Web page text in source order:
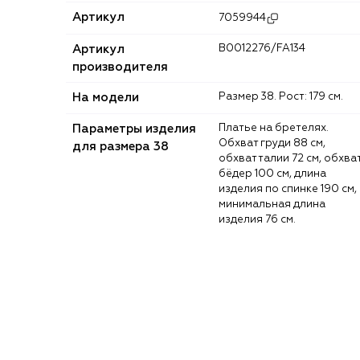
Артикул 7059944
Артикул
производителя
B0012276/FA134
На модели Размер 38. Рост: 179 см.
Параметры изделия
для размера 38
Обхват груди 88 см,
обхват талии 72 см,
бёдер 100 см, длина
изделия по спинке 190 см,
минимальная длина
изделия 76 см.